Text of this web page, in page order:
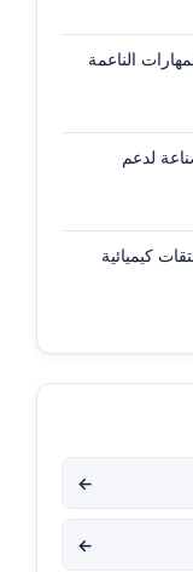
الناعمة
لدعم
كيميائية
←
←